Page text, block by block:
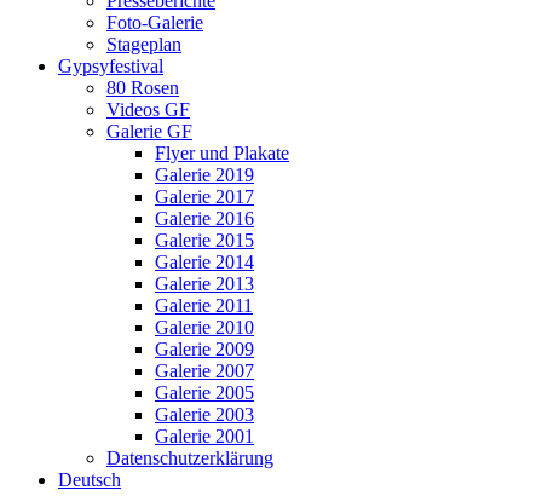
Foto-Galerie
Stageplan
Gypsyfestival
80 Rosen
Videos GF
Galerie GF
Flyer und Plakate
Galerie 2019
Galerie 2017
Galerie 2016
Galerie 2015
Galerie 2014
Galerie 2013
Galerie 2011
Galerie 2010
Galerie 2009
Galerie 2007
Galerie 2005
Galerie 2003
Galerie 2001
Datenschutzerklärung
Deutsch